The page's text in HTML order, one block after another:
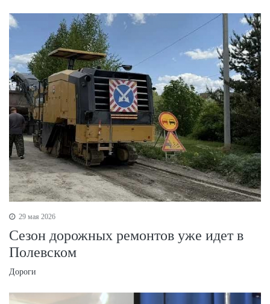
29 мая 2026
Сезон дорожных ремонтов уже идет в
Полевском
Дороги